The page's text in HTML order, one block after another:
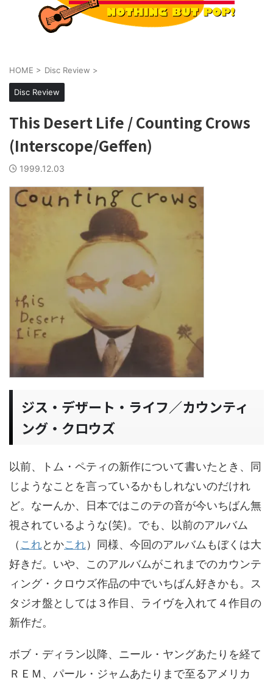
HOME > Disc Review >
Disc Review
This Desert Life / Counting Crows
(Interscope/Geffen)
1999.12.03
ジス・デザート・ライフ／カウンティ
ング・クロウズ
以前、トム・ペティの新作について書いたとき、同
じようなことを言っているかもしれないのだけれ
ど。なーんか、日本ではこのテの音が今いちばん無
視されているような(笑)。でも、以前のアルバム
（ これとかこれ）同様、今回のアルバムもぼくは大
好きだ。いや、このアルバムがこれまでのカウンテ
ィング・クロウズ作品の中でいちばん好きかも。ス
タジオ盤としては３作目、ライヴを入れて４作目の
新作だ。
ボブ・ディラン以降、ニール・ヤングあたりを経て
ＲＥＭ、パール・ジャムあたりまで至るアメリカ